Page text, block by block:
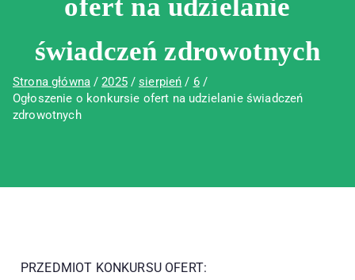
ofert na udzielanie
świadczeń zdrowotnych
Strona główna 2025 sierpień
6
Ogłoszenie o konkursie ofert na udzielanie świadczeń
zdrowotnych
PRZEDMIOT KONKURSU OFERT: